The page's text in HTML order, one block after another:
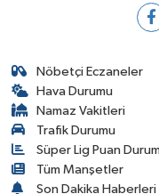
Nöbetçi Eczaneler
Hava Durumu
Namaz Vakitleri
Trafik Durumu
Süper Lig Puan
Tüm Manşetler
Son Dakika Haberleri